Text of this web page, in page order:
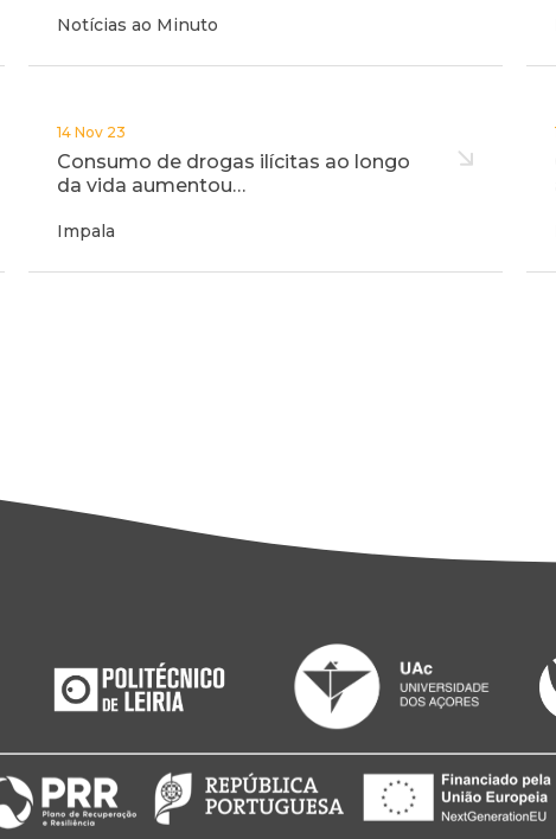
Notícias ao Minuto
14 Nov 23
Consumo de drogas ilícitas ao longo
da vida aumentou…
Impala